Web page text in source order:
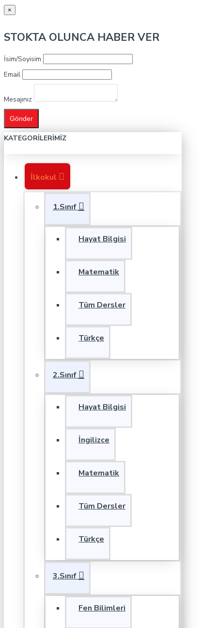
×
STOKTA OLUNCA HABER VER
İsim/Soyisim
Email
Mesajınız
Gönder
KATEGORILERIMIZ
İlkokul
1.Sınıf
Hayat Bilgisi
Matematik
Tüm Dersler
Türkçe
2.Sınıf
Hayat Bilgisi
İngilizce
Matematik
Tüm Dersler
Türkçe
3.Sınıf
Fen Bilimleri